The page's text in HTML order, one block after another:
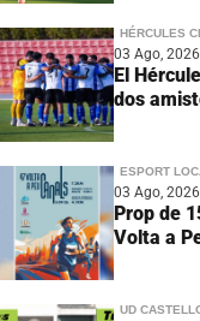
HÉRCULES
03 Ago, 2026
El
dos
ESPORT
03 Ago, 2026
Prop de
Volta a
UD